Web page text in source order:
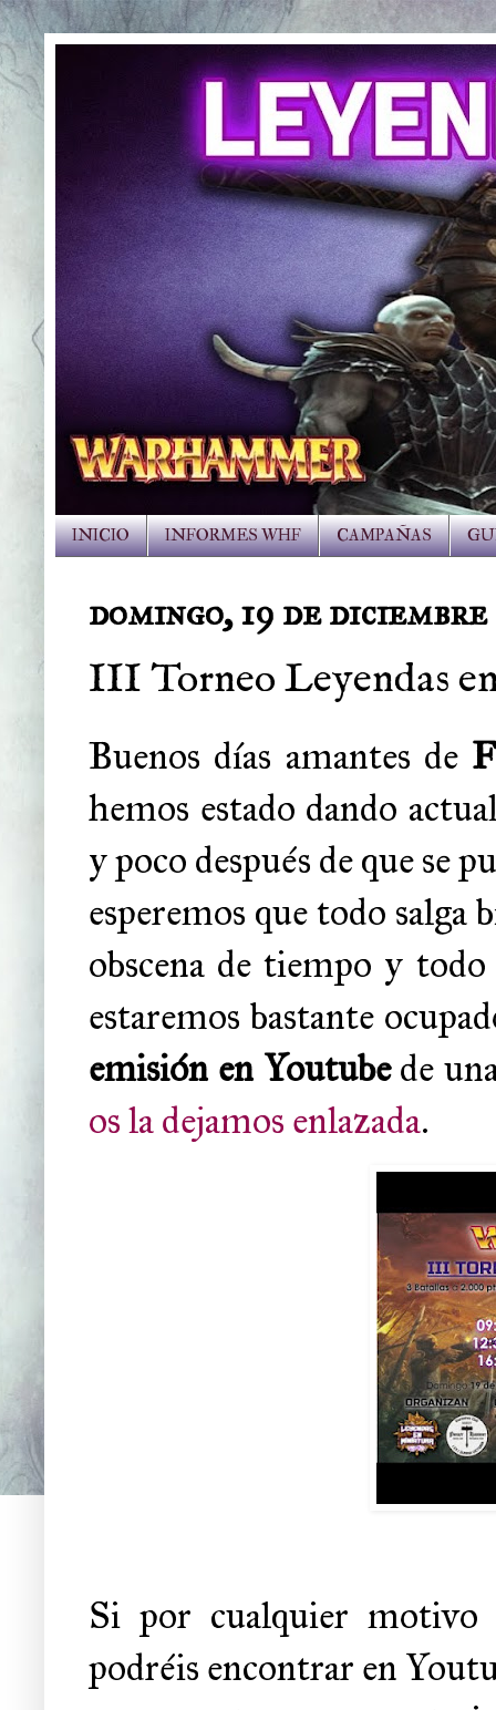
INICIO INFORMES WHF CAMPAÑAS
domingo, 19 de diciembre
III Torneo Leyendas
Buenos días amantes de
hemos estado dando
y poco después de que se
esperemos que todo salga
obscena de tiempo y
estaremos bastante
emisión en Youtubede
os la dejamos enlazada.
Si por cualquier motivo
podréis encontrar en